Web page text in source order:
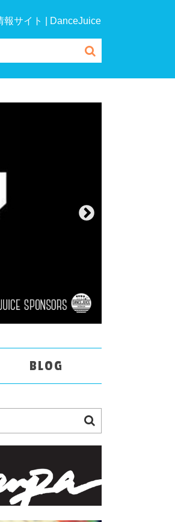
報サイト | DanceJuice
BLOG